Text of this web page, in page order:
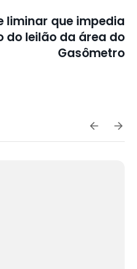
liminar que impedia
do leilão da área do
Gasômetro